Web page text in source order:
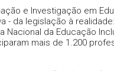
e Investigação em
- da legislação à realidade:
Nacional da Educação
mais de 1.200